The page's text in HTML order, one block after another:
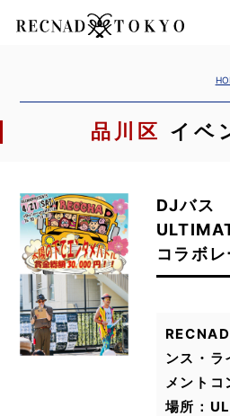
品川区 イベ
DJバス
コラボ
ンス・ラ
メントコ
場所：